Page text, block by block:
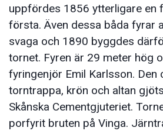
uppfördes 1856 ytterligare en
första. Även dessa båda fyrar
svaga och 1890 byggdes
tornet. Fyren är 29 meter hög
fyringenjör Emil Karlsson. Den
torntrappa, krön och altan
Skånska Cementgjuteriet.
porfyrit bruten på Vinga.